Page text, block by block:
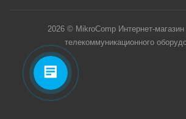
2026 © MikroComp Интернет-магазин
телекоммуникационного